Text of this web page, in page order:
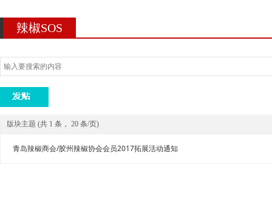
辣椒SOS
版块主题 (共 1 条， 20 条/页)
青岛辣椒商会/胶州辣椒协会会员2017拓展活动通知